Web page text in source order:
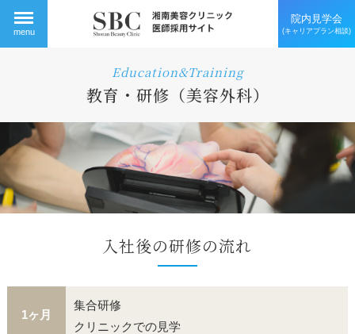
menu
院内見学会
(キャリアプラン相談)
Education&Training
教育・研修（美容外科）
入社後の研修の流れ
1ヶ月
集合研修
クリニックでの見学